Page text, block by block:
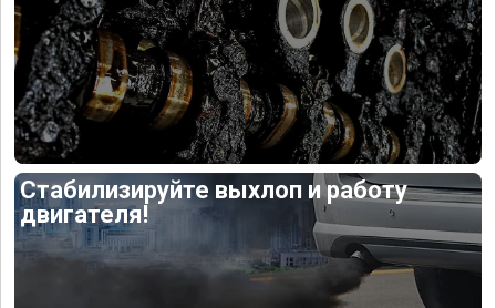
Стабилизируйте выхлоп и работу
двигателя!